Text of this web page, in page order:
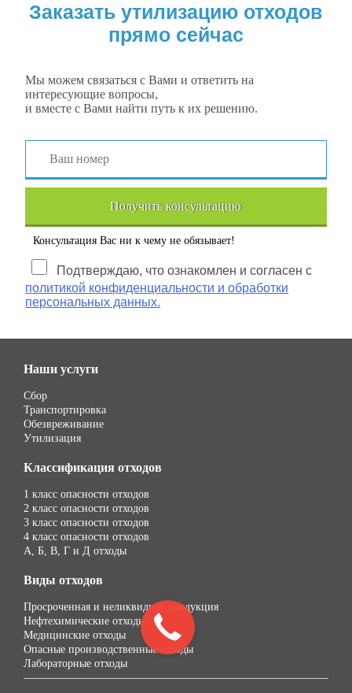
Заказать утилизацию отходов
прямо сейчас
Мы можем связаться с Вами и ответить на
интересующие вопросы,
и вместе с Вами найти путь к их решению.
Получить консультацию
Консультация Вас ни к чему не обязывает!
Подтверждаю, что ознакомлен и согласен с
политикой конфиденциальности и обработки
персональных данных.
Наши услуги
Сбор
Транспортировка
Обезвреживание
Утилизация
Классификация отходов
1 класс опасности отходов
2 класс опасности отходов
3 класс опасности отходов
4 класс опасности отходов
А, Б, В, Г и Д отходы
Виды отходов
Просроченная и неликвидная продукция
Нефтехимические отходы
Медицинские отходы
Опасные производственные отходы
Лабораторные отходы